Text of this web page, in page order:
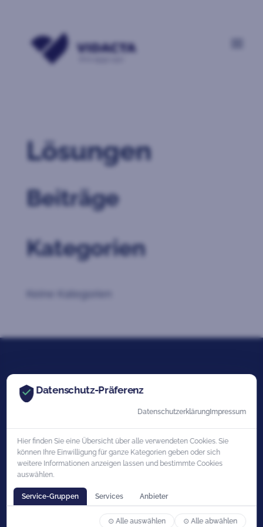
Lösungen
Beiträge
Kategorien
Datenschutz-Präferenz
DatenschutzerklärungImpressum
Hier finden Sie eine Übersicht über alle verwendeten Cookies. Sie
können Ihre Einwilligung für ganze Kategorien geben oder sich
weitere Informationen anzeigen lassen und bestimmte Cookies
auswählen.
Service-Gruppen Services Anbieter
⊙ Alle auswählen ⊙ Alle abwählen